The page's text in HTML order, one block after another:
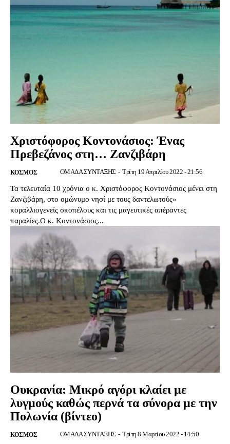
Χριστόφορος Κοντονάσιος: Ένας
Πρεβεζάνος στη… Ζανζιβάρη
ΚΟΣΜΟΣ ΟΜΑΔΑ ΣΥΝΤΑΞΗΣ - Τρίτη 19 Απριλίου 2022 - 21:56
Τα τελευταία 10 χρόνια ο κ. Χριστόφορος Κοντονάσιος μένει στη
Ζανζιβάρη, στο ομώνυμο νησί με τους δαντελωτούς»
κοραλλιογενείς σκοπέλους και τις μαγευτικές απέραντες
παραλίες.Ο κ. Κοντονάσιος...
Ουκρανία: Μικρό αγόρι κλαίει με
λυγμούς καθώς περνά τα σύνορα με την
Πολωνία (βίντεο)
ΚΟΣΜΟΣ ΟΜΑΔΑ ΣΥΝΤΑΞΗΣ - Τρίτη 8 Μαρτίου 2022 - 14:50